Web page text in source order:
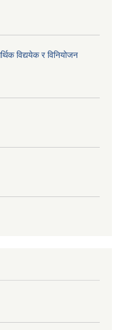
विद्ययेक र विनियोजन